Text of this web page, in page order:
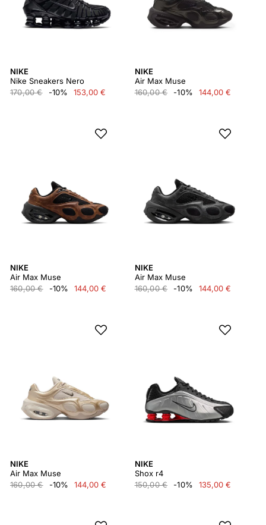
NIKE
Nike Sneakers Nero
170,00 €
-10% 153,00 €
NIKE
Air Max Muse
160,00 €
-10% 144,00 €
NIKE
Air Max Muse
160,00 €
-10% 144,00 €
NIKE
Air Max Muse
160,00 €
-10% 144,00 €
NIKE
Air Max Muse
160,00 €
-10% 144,00 €
NIKE
Shox r4
150,00 €
-10% 135,00 €